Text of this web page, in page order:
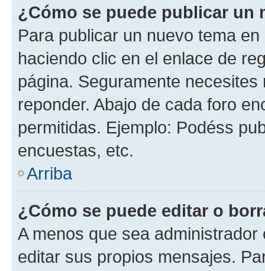
¿Cómo se puede publicar un
Para publicar un nuevo tema
haciendo clic en el enlace de
página. Seguramente
reponder. Abajo de cada foro
permitidas. Ejemplo: Podéss
encuestas, etc.
Arriba
¿Cómo se puede editar o
A menos que sea
editar sus propios mensajes.